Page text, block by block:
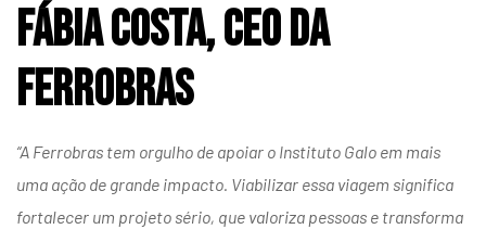
Fábia Costa, CEO da
Ferrobras
“A Ferrobras tem orgulho de apoiar o Instituto Galo em mais
uma ação de grande impacto. Viabilizar essa viagem significa
fortalecer um projeto sério, que valoriza pessoas e transforma